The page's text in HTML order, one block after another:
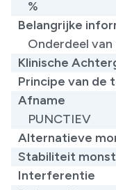
%
Belangrijke
Onderdeel
Klinische
Principe van de
Afname
PUNCTIEV
Alternatieve
Stabiliteit
Interferentie